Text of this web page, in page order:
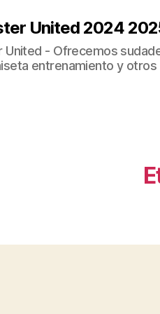
United 2024
United - Ofrecemos
entrenamiento y